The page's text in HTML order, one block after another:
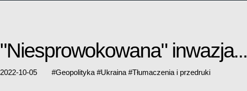
"Niesprowokowana" inwazja...
2022-10-05 #Geopolityka #Ukraina #Tłumaczenia i przedruki